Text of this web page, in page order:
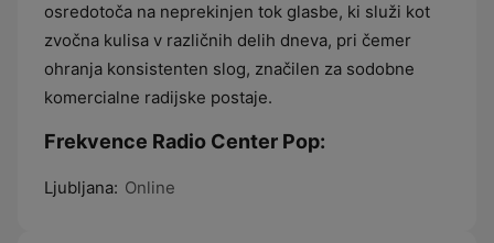
osredotoča na neprekinjen tok glasbe, ki služi kot
zvočna kulisa v različnih delih dneva, pri čemer
ohranja konsistenten slog, značilen za sodobne
komercialne radijske postaje.
Frekvence Radio Center Pop:
Ljubljana: Online